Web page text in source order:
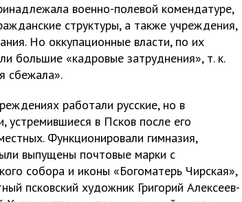
военно-полевой комендатуре,
структуры, а также учреждения,
Но оккупационные власти, по их
большие «кадровые затруднения», т. к.
сбежала».
работали русские, но в
устремившиеся в Псков после его
Функционировали гимназия,
выпущены почтовые марки с
собора и иконы «Богоматерь Чирская»,
псковский художник Григорий Алексеев-